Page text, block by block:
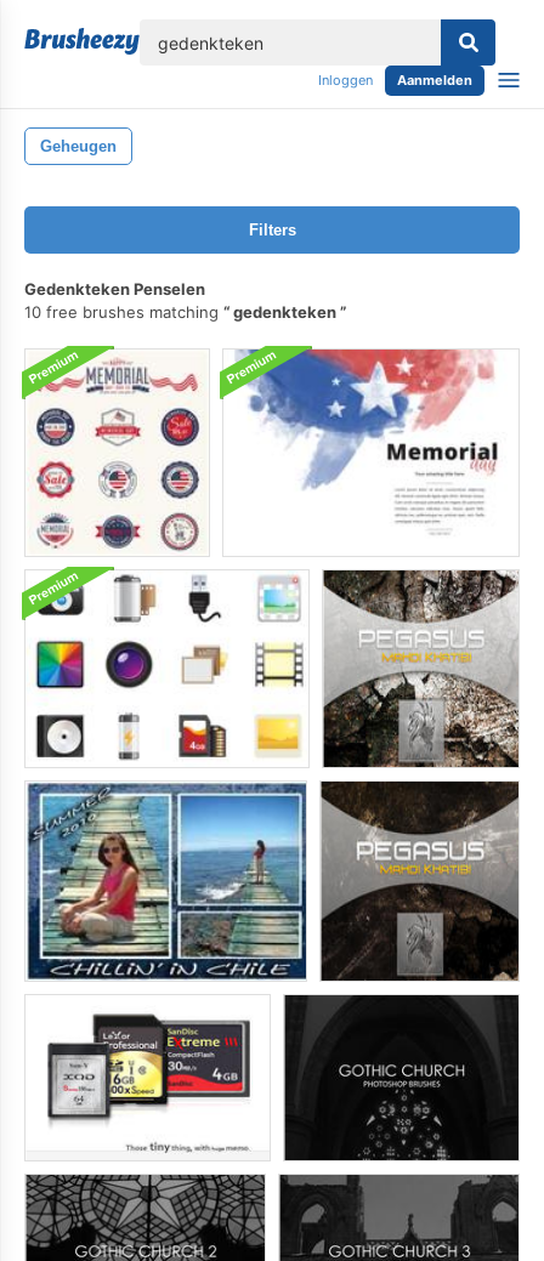
Inloggen Aanmelden
Geheugen
Filters
Gedenkteken Penselen
10 free brushes matching
gedenkteken